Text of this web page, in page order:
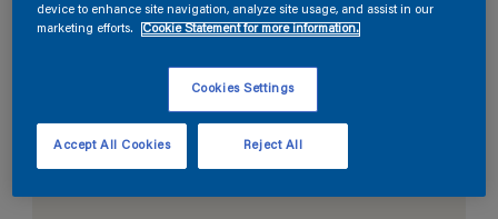
device to enhance site navigation, analyze site usage, and assist in our
marketing efforts.
Cookie Statement for more information.
Cookies Settings
Reject All
Accept All Cookies